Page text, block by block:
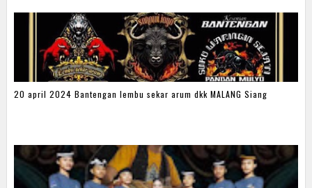
20 april 2024 Bantengan lembu sekar arum dkk MALANG Siang